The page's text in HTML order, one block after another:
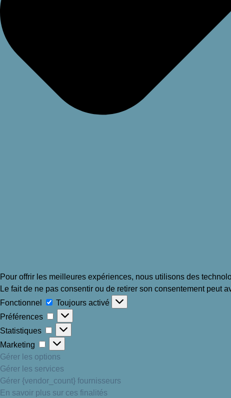
Pour offrir les meilleures expériences, nous utilisons des
Le fait de ne pas consentir ou de retirer son consentement peut
Fonctionnel
Fonctionnel
Toujours activé
Préférences
Préférences
Statistiques
Statistiques
Marketing
Marketing
Gérer les options
Gérer les services
Gérer {vendor_count} fournisseurs
En savoir plus sur ces finalités